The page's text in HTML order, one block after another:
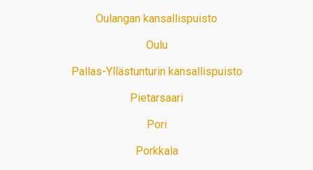
Oulangan kansallispuisto
Oulu
Pallas-Yllästunturin kansallispuisto
Pietarsaari
Pori
Porkkala